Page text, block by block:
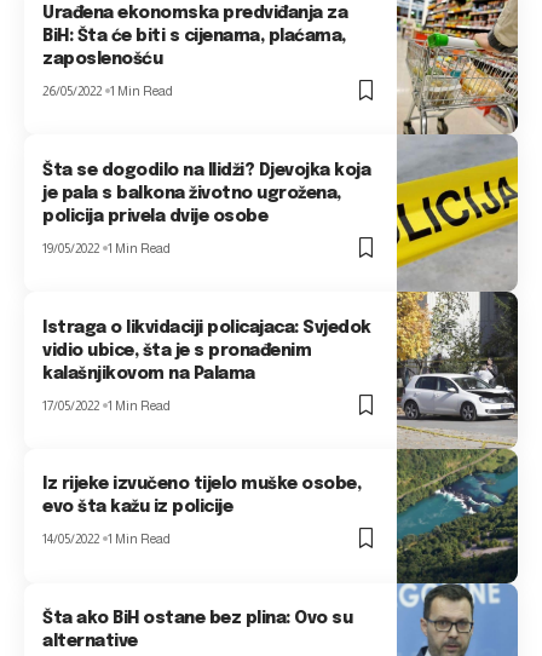
Urađena ekonomska predviđanja za
BiH: Šta će biti s cijenama, plaćama,
zaposlenošću
26/05/2022 1 Min Read
Šta se dogodilo na Ilidži? Djevojka koja
je pala s balkona životno ugrožena,
policija privela dvije osobe
19/05/2022 1 Min Read
Istraga o likvidaciji policajaca: Svjedok
vidio ubice, šta je s pronađenim
kalašnjikovom na Palama
17/05/2022 1 Min Read
Iz rijeke izvučeno tijelo muške osobe,
evo šta kažu iz policije
14/05/2022 1 Min Read
Šta ako BiH ostane bez plina: Ovo su
alternative